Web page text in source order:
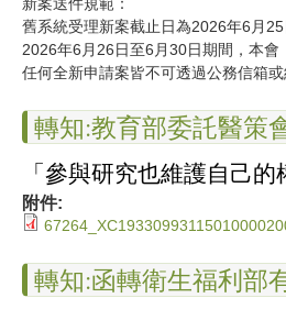
舊系統受理新案截止日為2026年6月25
2026年6月26日至6月30日期間，本
任何全新申請案皆不可透過公務信箱
轉知:教育部委託醫策
「參與研究也維護自己
附件:
轉知:函轉衛生福利部